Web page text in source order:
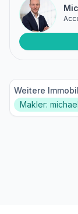
Weitere
Makler: